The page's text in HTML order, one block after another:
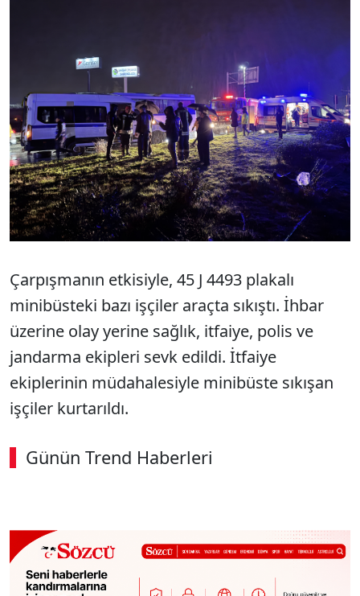
Çarpışmanın etkisiyle, 45 J 4493 plakalı
minibüsteki bazı işçiler araçta sıkıştı. İhbar
üzerine olay yerine sağlık, itfaiye, polis ve
jandarma ekipleri sevk edildi. İtfaiye
ekiplerinin müdahalesiyle minibüste sıkışan
işçiler kurtarıldı.
Günün Trend Haberleri